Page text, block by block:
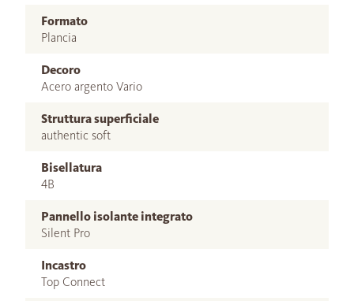
Formato
Plancia
Decoro
Acero argento Vario
Struttura superficiale
authentic soft
Bisellatura
4B
Pannello isolante integrato
Silent Pro
Incastro
Top Connect